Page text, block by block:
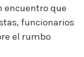
encuentro que
funcionarios
el rumbo